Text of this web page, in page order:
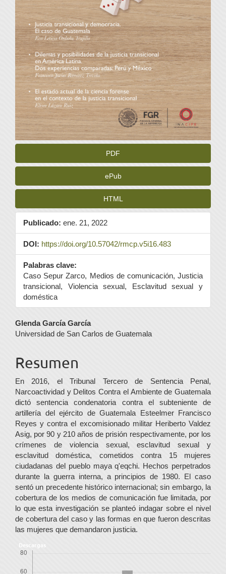
PDF
ePub
HTML
Publicado: ene. 21, 2022
DOI: https://doi.org/10.57042/rmcp.v5i16.483
Palabras clave:
Caso Sepur Zarco, Medios de comunicación, Justicia
transicional, Violencia sexual, Esclavitud sexual y
doméstica
Contenido
principal
del
artículo
Glenda García García
Universidad de San Carlos de Guatemala
Resumen
En 2016, el Tribunal Tercero de Sentencia Penal,
Narcoactividad y Delitos Contra el Ambiente de Guatemala
dictó sentencia condenatoria contra el subteniente de
artillería del ejército de Guatemala Esteelmer Francisco
Reyes y contra el excomisionado militar Heriberto Valdez
Asig, por 90 y 210 años de prisión respectivamente, por los
crímenes de violencia sexual, esclavitud sexual y
esclavitud doméstica, cometidos contra 15 mujeres
ciudadanas del pueblo maya q'eqchi. Hechos perpetrados
durante la guerra interna, a principios de 1980. El caso
sentó un precedente histórico internacional; sin embargo, la
cobertura de los medios de comunicación fue limitada, por
lo que esta investigación se planteó indagar sobre el nivel
de cobertura del caso y las formas en que fueron descritas
las mujeres que demandaron justicia.
Descargas